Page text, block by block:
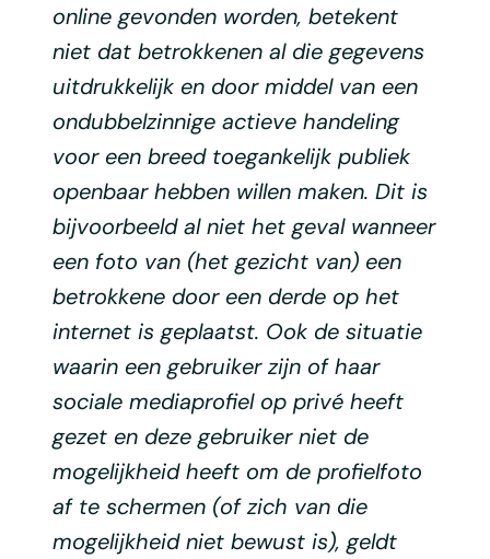
online gevonden worden, betekent
niet dat betrokkenen al die gegevens
uitdrukkelijk en door middel van een
ondubbelzinnige actieve handeling
voor een breed toegankelijk publiek
openbaar hebben willen maken. Dit is
bijvoorbeeld al niet het geval wanneer
een foto van (het gezicht van) een
betrokkene door een derde op het
internet is geplaatst. Ook de situatie
waarin een gebruiker zijn of haar
sociale mediaprofiel op privé heeft
gezet en deze gebruiker niet de
mogelijkheid heeft om de profielfoto
af te schermen (of zich van die
mogelijkheid niet bewust is), geldt